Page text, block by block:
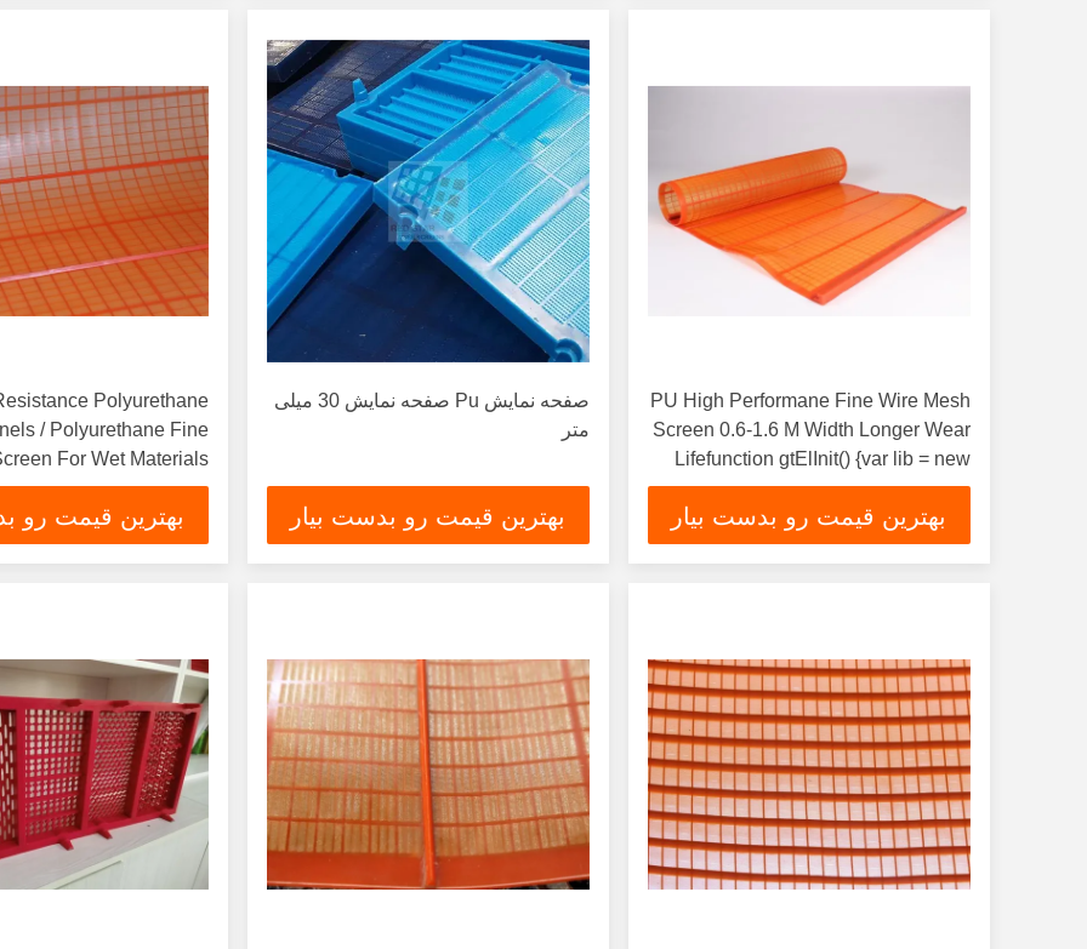
PU High Performane Fine Wire Mesh
Screen 0.6-1.6 M Width Longer Wear
Lifefunction gtElInit() {var lib = new
google.translate.TranslateService();lib.translatePage('en',
'fa', function () {});}
بهترین قیمت رو بدست بیار
صفحه نمایش Pu صفحه نمایش 30 میلی
متر
بهترین قیمت رو بدست بیار
Polyurethane
/ Polyurethane Fine
For Wet Materials
بهترین قیمت رو